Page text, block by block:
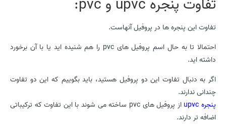
تفاوت پنجره upvc و pvc:
تفاوت این پنجره ها در پروفیل آنهاست.
احتمالا تا به حال اسم پروفیل های pvc را هم شنیده اید یا با آن برخورد
داشته اید.
اگر به دنبال تفاوت این دو پروفیل هستید، باید بگوییم که این دو تفاوت
چندانی ندارند.
پنجره upvc
از پروفیل های pvc ساخته می شوند با این تفاوت که ترکیباتی
اضافه تر دارند.